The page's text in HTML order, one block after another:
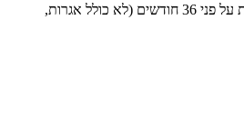
עלות חודשית הוצאות חודשית על פני 36 חודשים (לא כולל אגרות,